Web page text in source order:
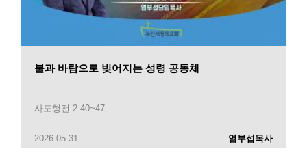
불과 바람으로 빚어지는 성령 공동체
사도행전 2:40~47
2026-05-31 염부섭목사